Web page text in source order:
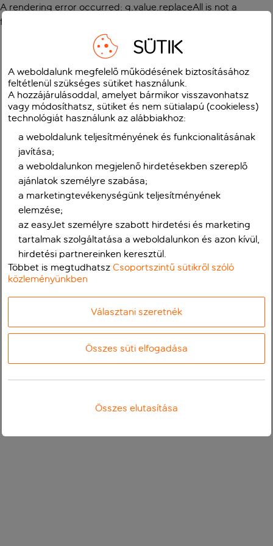
A rendering error occurred: g.value.replaceAll is not a
function
SÜTIK
A weboldalunk megfelelő működésének biztosításához
feltétlenül szükséges sütiket használunk.
A hozzájárulásoddal, amelyet bármikor visszavonhatsz
vagy módosíthatsz, sütiket és nem sütialapú (cookieless)
technológiát használunk az alábbiakhoz:
a weboldalunk teljesítményének és funkcionalitásának
javítása;
a weboldalunkon megjelenő hirdetésekben szereplő
ajánlatok személyre szabása;
a marketingtevékenységünk teljesítményének
elemzése;
az easyJet személyre szabott hirdetési és marketing
tartalmak szolgáltatása a weboldalunkon és azon kívül,
hirdetési partnereinken keresztül.
Többet is megtudhatszCsoportszintű sütikről szóló
közleményünkben
Választani szeretnék
Összes süti elfogadása
Összes elutasítása